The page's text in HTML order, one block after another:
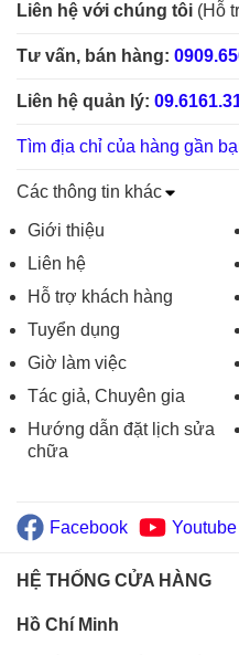
Liên hệ với chúng tôi (Hỗ
Tư vấn, bán hàng:
Liên hệ quản lý:
Tìm địa chỉ của hàng gần
Các thông tin khác
Giới thiệu
Liên hệ
Hỗ trợ khách hàng
Tuyển dụng
Giờ làm việc
Tác giả, Chuyên gia
Hướng dẫn đặt lịch sửa
chữa
Facebook Youtube
HỆ THỐNG CỬA HÀNG
Hồ Chí Minh